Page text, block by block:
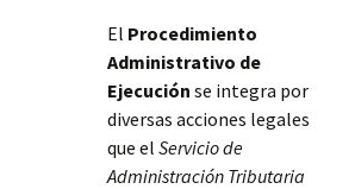
El Procedimiento
Administrativo de
Ejecución se integra por
diversas acciones legales
que el Servicio de
Administración Tributaria